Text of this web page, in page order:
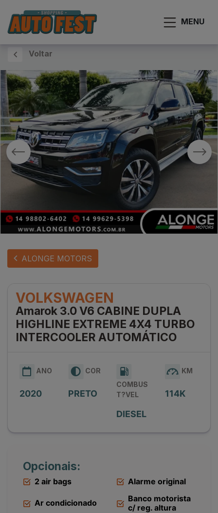
MENU
Voltar
ALONGE MOTORS
VOLKSWAGEN
Amarok 3.0 V6 CABINE DUPLA
HIGHLINE EXTREME 4X4 TURBO
INTERCOOLER AUTOMÁTICO
ANO
2020
COR
PRETO
COMBUS
T?VEL
DIESEL
KM
114K
Opcionais:
2 air bags Alarme original
Ar condicionado
Banco motorista
c/ reg. altura